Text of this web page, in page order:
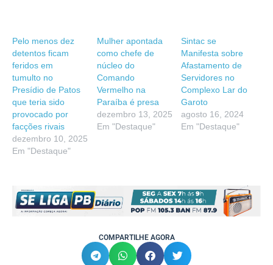
Pelo menos dez
detentos ficam
feridos em
tumulto no
Presídio de Patos
que teria sido
provocado por
facções rivais
dezembro 10, 2025
Em "Destaque"
Mulher apontada
como chefe de
núcleo do
Comando
Vermelho na
Paraíba é presa
dezembro 13, 2025
Em "Destaque"
Sintac se
Manifesta sobre
Afastamento de
Servidores no
Complexo Lar do
Garoto
agosto 16, 2024
Em "Destaque"
COMPARTILHE AGORA